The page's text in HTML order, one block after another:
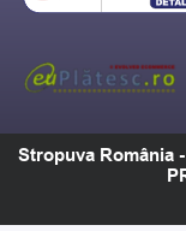
Stropuva România